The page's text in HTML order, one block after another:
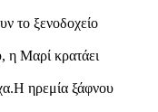
το ξενοδοχείο
Μαρί κρατάει
ηρεμία ξάφνου